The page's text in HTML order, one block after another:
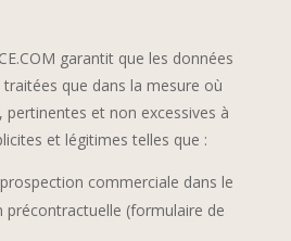
garantit que les données
que dans la mesure où
pertinentes et non excessives à
et légitimes telles que :
commerciale dans le
précontractuelle (formulaire de